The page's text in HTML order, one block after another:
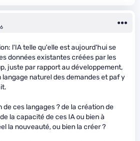
l'IA telle qu'elle est aujourd'hui se
données existantes créées par les
juste par rapport au développement,
langage naturel des demandes et paf y
de ces langages ? de la création de
la capacité de ces IA ou bien à
la nouveauté, ou bien la créer ?